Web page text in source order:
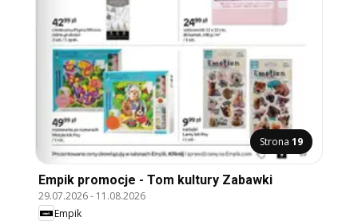
Strona 19
Empik promocje - Tom kultury Zabawki
29.07.2026- 11.08.2026
Empik